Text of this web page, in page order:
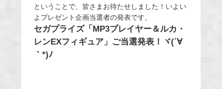
k
ということで、皆さまお待たせしました！いよい
よプレゼント企画当選者の発表です。
セガプライズ「MP3プレイヤー＆ルカ・
レンEXフィギュア」ご当選発表！ヾ(´∀
｀*)ﾉ